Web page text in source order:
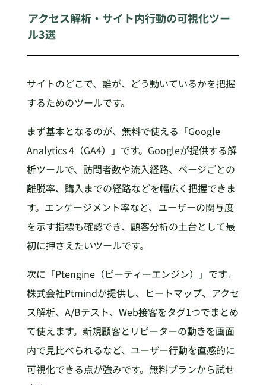
アクセス解析・サイト内行動の可視化ツー
ル3選
サイトのどこで、誰が、どう動いているかを把握
するためのツールです。
まず基本となるのが、無料で使える「Google
Analytics 4（GA4）」です。Googleが提供する解
析ツールで、訪問者数や流入経路、ページごとの
離脱率、購入までの経路などを幅広く把握できま
す。エンゲージメント率など、ユーザーの関与度
を示す指標も確認でき、顧客分析の土台として最
初に押さえたいツールです。
次に「Ptengine（ピーティーエンジン）」です。
株式会社Ptmindが提供し、ヒートマップ、アクセ
ス解析、A/Bテスト、Web接客をタグ1つでまとめ
て使えます。新規顧客とリピーターの動きを画面
内で見比べられるなど、ユーザー行動を直感的に
可視化できる点が強みです。無料プランから試せ